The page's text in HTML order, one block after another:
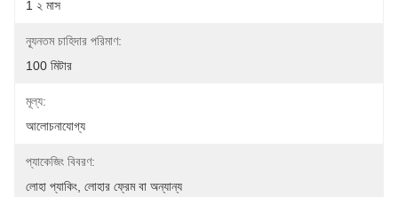
1 ২ মাস
ন্যূনতম চাহিদার পরিমাণ:
100 মিটার
মূল্য:
আলোচনাযোগ্য
প্যাকেজিং বিবরণ:
লোহা প্যাকিং, লোহার ফ্রেম বা অন্যান্য